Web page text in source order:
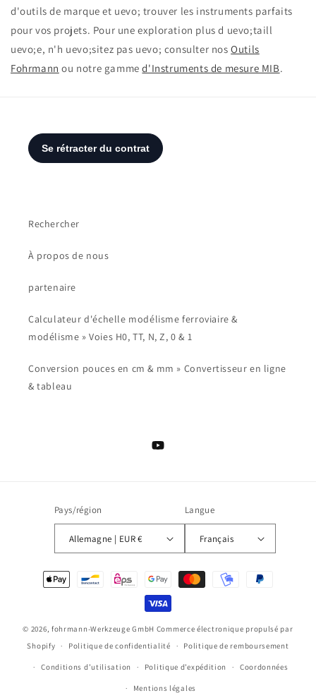
d'outils de marque et uevo; trouver les instruments parfaits
pour vos projets. Pour une exploration plus d uevo;taill
uevo;e, n'h uevo;sitez pas uevo; consulter nosOutils
Fohrmann ou notre gammed'Instruments de mesure MIB.
Rechercher
À propos de nous
partenaire
Calculateur d'échelle modélisme ferroviaire &
modélisme » Voies H0, TT, N, Z, 0 & 1
Conversion pouces en cm & mm » Convertisseur en ligne
& tableau
YouTube
Pays/région
Allemagne | EUR €
Langue
Français
Moyens
© 2026, fohrmann-Werkzeuge GmbH Commerce électronique propulsé par
Shopify
Politique de confidentialité Politique de remboursement
Conditions d’utilisation Politique d’expédition Coordonnées
Mentions légales